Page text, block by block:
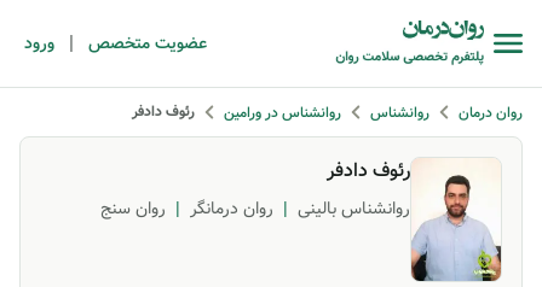
عضویت متخصص | ورود
روان درمان روانشناس روانشناس در ورامین رئوف دادفر
رئوف دادفر
روانشناس بالینی | روان درمانگر | روان سنج